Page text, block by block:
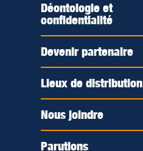
Déontologie et
confidentialité
Devenir partenaire
Lieux de distribution
Nous joindre
Parutions